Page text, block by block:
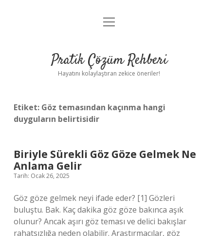
Anasayfa
Yasal Uyarı
menüyü
Pratik Çözüm Rehberi
Hayatını kolaylaştıran zekice öneriler!
Etiket: Göz temasından kaçınma hangi
duyguların belirtisidir
Biriyle Sürekli Göz Göze Gelmek Ne
Anlama Gelir
Tarih: Ocak 26, 2025
Göz göze gelmek neyi ifade eder? [1] Gözleri
buluştu. Bak. Kaç dakika göz göze bakınca aşık
olunur? Ancak aşırı göz teması ve delici bakışlar
rahatsızlığa neden olabilir. Araştırmacılar, göz